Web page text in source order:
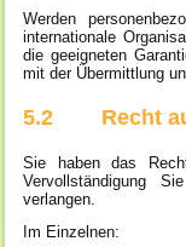
Werden
internationale
die geeigneten
mit der Übermittlung
5.2 Recht
Sie haben das
Vervollständigung
verlangen.
Im Einzelnen: